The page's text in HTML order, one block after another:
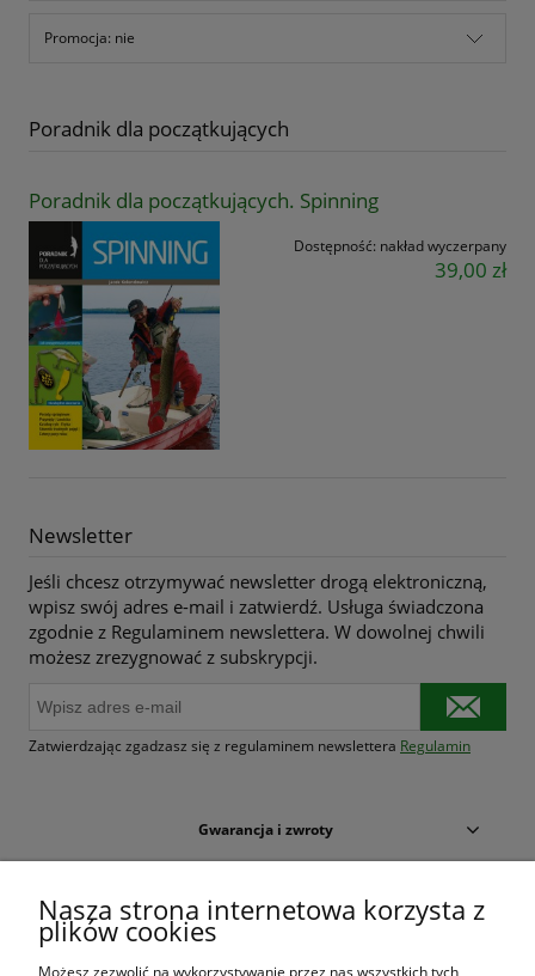
Promocja: nie
Poradnik dla początkujących
Poradnik dla początkujących. Spinning
Dostępność: nakład wyczerpany
39,00 zł
Newsletter
Jeśli chcesz otrzymywać newsletter drogą elektroniczną,
wpisz swój adres e-mail i zatwierdź. Usługa świadczona
zgodnie z Regulaminem newslettera. W dowolnej chwili
możesz zrezygnować z subskrypcji.
Zatwierdzając zgadzasz się z regulaminem newslettera Regulamin
Gwarancja i zwroty
Nasza strona internetowa korzysta z
plików cookies
Możesz zezwolić na wykorzystywanie przez nas wszystkich tych